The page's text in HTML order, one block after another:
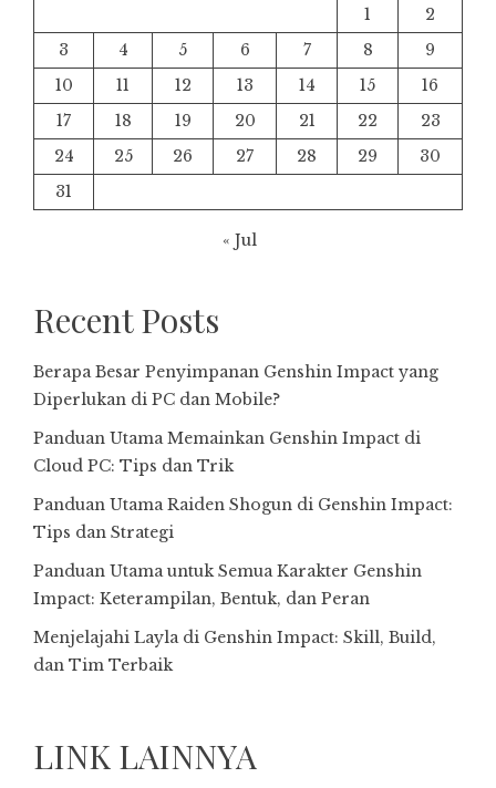
1
2
3
4 5 6 7 8
9
10
11 12 13 14 15
16
17
18 19 20 21 22
23
24
25 26 27 28 29
30
31
« Jul
Recent Posts
Berapa Besar Penyimpanan Genshin Impact yang
Diperlukan di PC dan Mobile?
Panduan Utama Memainkan Genshin Impact di
Cloud PC: Tips dan Trik
Panduan Utama Raiden Shogun di Genshin Impact:
Tips dan Strategi
Panduan Utama untuk Semua Karakter Genshin
Impact: Keterampilan, Bentuk, dan Peran
Menjelajahi Layla di Genshin Impact: Skill, Build,
dan Tim Terbaik
LINK LAINNYA